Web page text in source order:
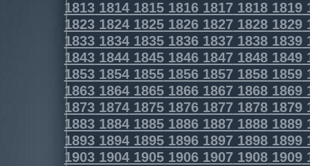
1813181418151816181718181819
1823182418251826182718281829
1833183418351836183718381839
1843184418451846184718481849
1853185418551856185718581859
1863186418651866186718681869
1873187418751876187718781879
1883188418851886188718881889
1893189418951896189718981899
1903190419051906190719081909